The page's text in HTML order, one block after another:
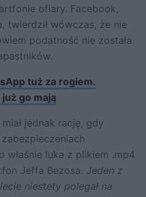
ofiary. Facebook,
twierdził wówczas, że nie
podatność nie została
tuż za rogiem.
go mają
jednak rację, gdy
właśnie luka z plikiem .mp4
Jeffa Bezosa. Jeden z
niestety polegał na